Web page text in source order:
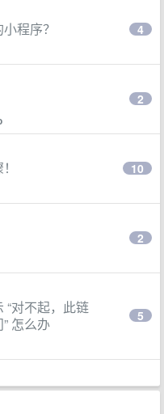
程序？ 4
2
10
2
“对不起，此链
怎么办
5